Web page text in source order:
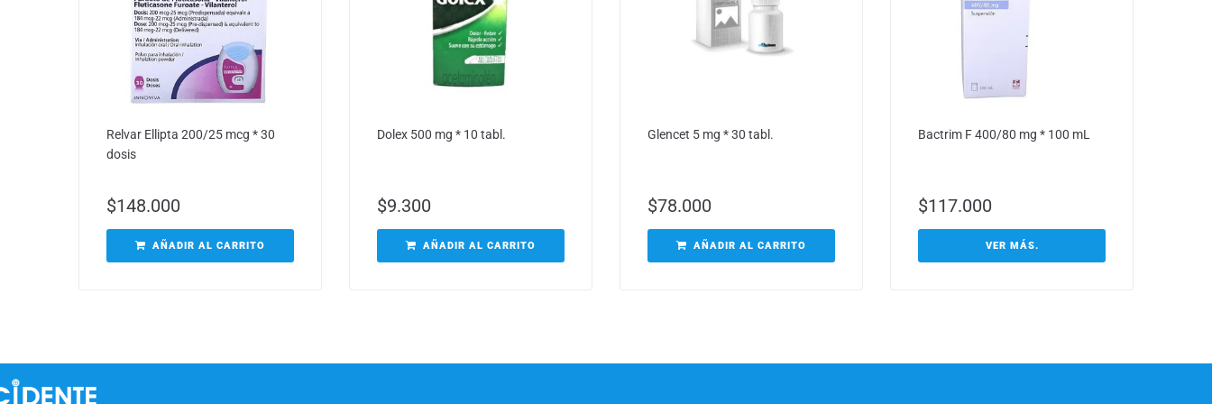
Relvar Ellipta 200/25 mcg * 30
dosis
$148.000
AÑADIR AL CARRITO
Dolex 500 mg * 10 tabl.
$9.300
AÑADIR AL CARRITO
Glencet 5 mg * 30 tabl.
$78.000
AÑADIR AL CARRITO
Bactrim F 400/80 mg * 100 mL
$117.000
VER MÁS.